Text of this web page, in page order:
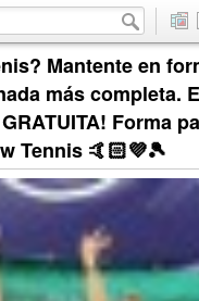
Mantente en
más completa.
Forma
Tennis 🤙🏻💜🎾